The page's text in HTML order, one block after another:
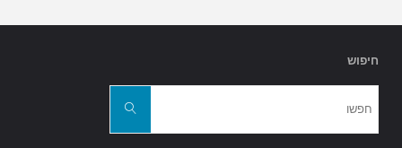
חיפוש
חפשו